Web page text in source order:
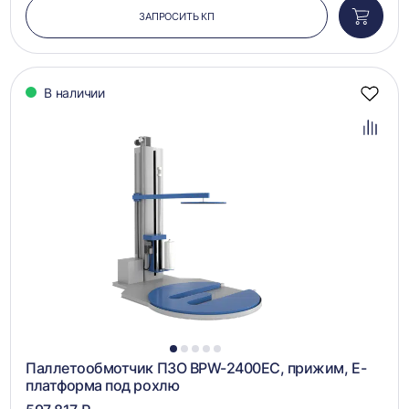
ЗАПРОСИТЬ КП
в
В наличии
1 2 3 4 5
Паллетообмотчик ПЗО BPW-2400EC, прижим, Е-
платформа под рохлю